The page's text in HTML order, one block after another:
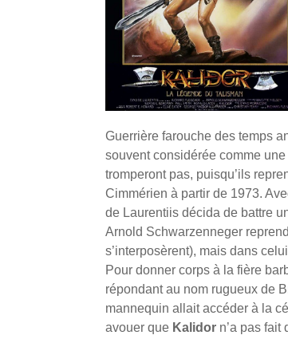
Guerrière farouche des temps
souvent considérée comme
tromperont pas, puisqu’ils
Cimmérien à partir de 1973.
de Laurentiis décida de battre
Arnold Schwarzenneger
s’interposèrent), mais dans
Pour donner corps à la fière
répondant au nom rugueux de
mannequin allait accéder à la
avouer que Kalidor n’a pas fait